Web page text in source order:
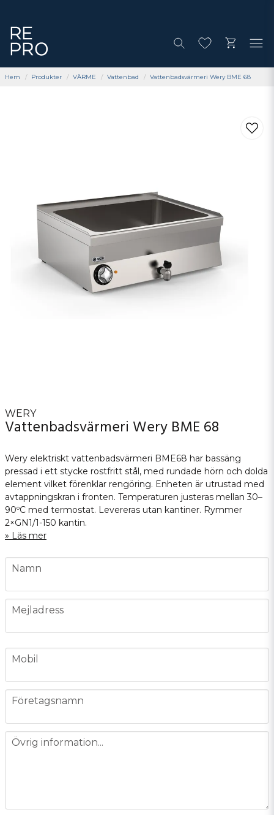
Hem Produkter VÄRME Vattenbad Vattenbadsvärmeri Wery BME 68
WERY
Vattenbadsvärmeri Wery BME 68
Wery elektriskt vattenbadsvärmeri BME68 har bassäng
pressad i ett stycke rostfritt stål, med rundade hörn och dolda
element vilket förenklar rengöring. Enheten är utrustad med
avtappningskran i fronten. Temperaturen justeras mellan 30–
90ºC med termostat. Levereras utan kantiner. Rymmer
2×GN1/1-150 kantin.
Läs mer
name
Namn
email
Mejladress
phone
Mobil
company
Företagsnamn
message
Övrig information...